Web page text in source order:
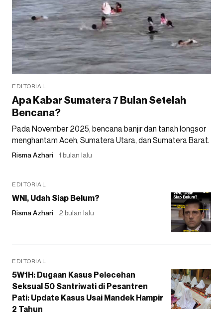
EDITORIAL
Apa Kabar Sumatera 7 Bulan Setelah
Bencana?
Pada November 2025, bencana banjir dan tanah longsor
menghantam Aceh, Sumatera Utara, dan Sumatera Barat.
Risma Azhari 1 bulan lalu
EDITORIAL
WNI, Udah Siap Belum?
Risma Azhari 2 bulan lalu
EDITORIAL
5W1H: Dugaan Kasus Pelecehan
Seksual 50 Santriwati di Pesantren
Pati: Update Kasus Usai Mandek Hampir
2 Tahun